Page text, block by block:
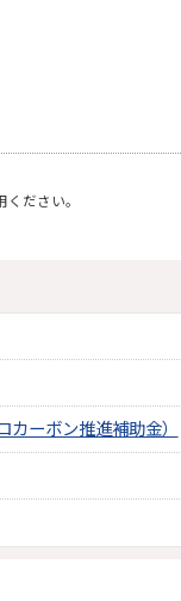
ださい。
ーボン推進補助金）